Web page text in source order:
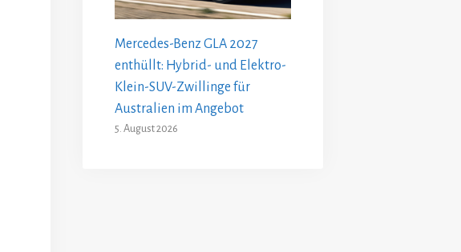
Mercedes-Benz GLA 2027
enthüllt: Hybrid- und Elektro-
Klein-SUV-Zwillinge für
Australien im Angebot
5. August 2026